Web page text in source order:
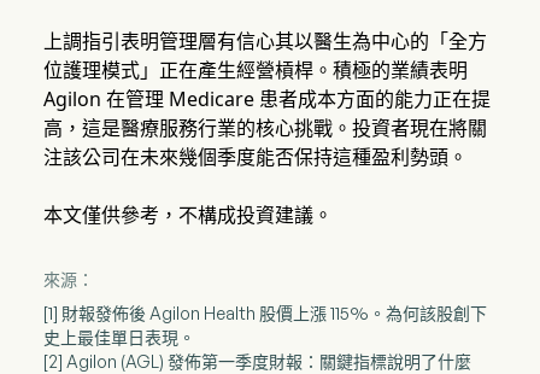
上調指引表明管理層有信心其以醫生為中心的「全方
位護理模式」正在產生經營槓桿。積極的業績表明
Agilon 在管理 Medicare 患者成本方面的能力正在提
高，這是醫療服務行業的核心挑戰。投資者現在將關
注該公司在未來幾個季度能否保持這種盈利勢頭。
本文僅供參考，不構成投資建議。
來源：
[1] 財報發佈後 Agilon Health 股價上漲 115%。為何該股創下
史上最佳單日表現。
[2] Agilon (AGL) 發佈第一季度財報：關鍵指標說明了什麼